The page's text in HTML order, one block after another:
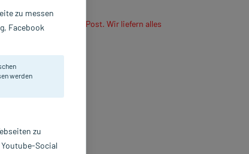
oder senden es per Post. Wir liefern alles
Produkte.
GmbH
zu messen
Facebook
werden
zu
Social